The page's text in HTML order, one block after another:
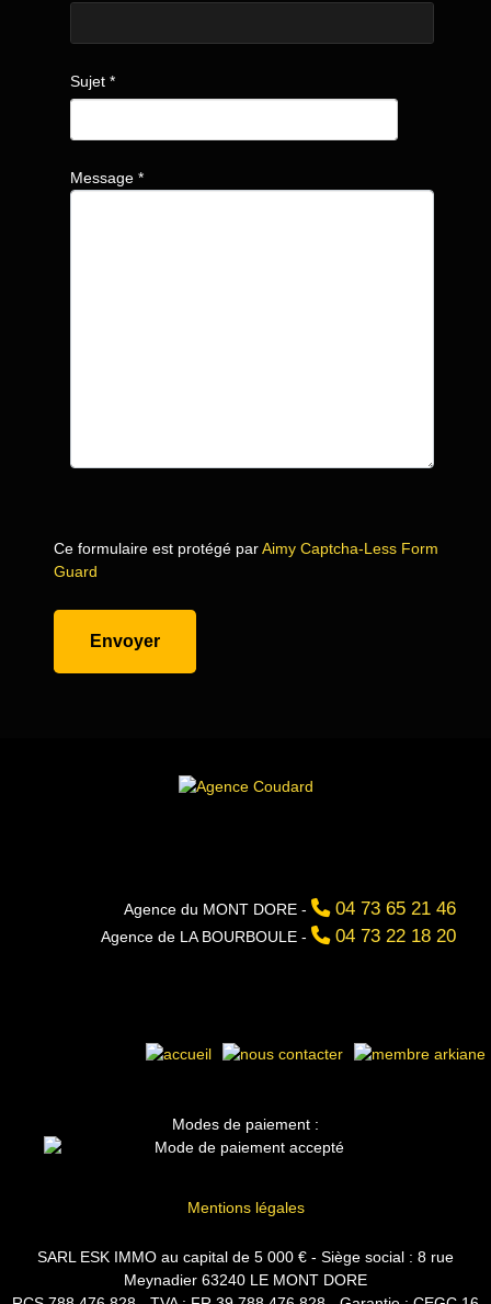
Sujet *
Message *
Ce formulaire est protégé parAimy Captcha-Less Form
Guard
Envoyer
Agence du MONT DORE - 04 73 65 21 46
Agence de LA BOURBOULE - 04 73 22 18 20
Modes de paiement :
Mentions légales
SARL ESK IMMO au capital de 5 000 € - Siège social : 8 rue
Meynadier 63240 LE MONT DORE